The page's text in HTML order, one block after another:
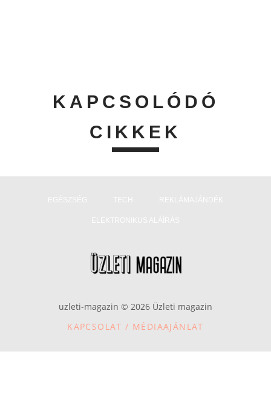
KAPCSOLÓDÓ
CIKKEK
uzleti-magazin © 2026 Üzleti magazin
KAPCSOLAT / MÉDIAAJÁNLAT